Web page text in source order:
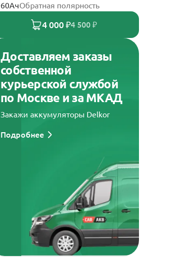
60АчОбратная полярность
4 000 ₽4 500 ₽
Доставляем заказы
собственной
курьерской службой
по Москве и за МКАД
Закажи аккумуляторы Delkor
Подробнее